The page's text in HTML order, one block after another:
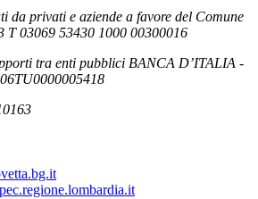
da privati e aziende a favore del Comune
T 03069 53430 1000 00300016
tra enti pubblici BANCA D’ITALIA -